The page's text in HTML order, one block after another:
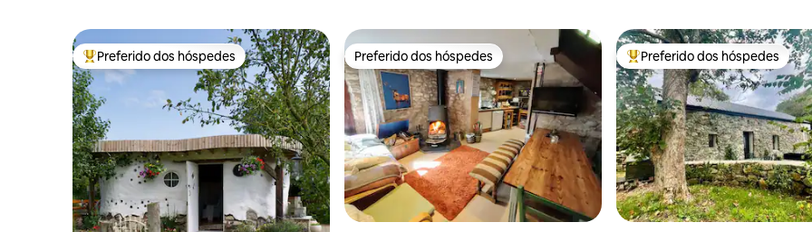
Entre os melhores preferidos dos hóspedes
Preferido dos hóspedes Preferido dos hóspedes
Preferido dos hóspedes Entre os melhores preferidos
Preferido dos hóspedes